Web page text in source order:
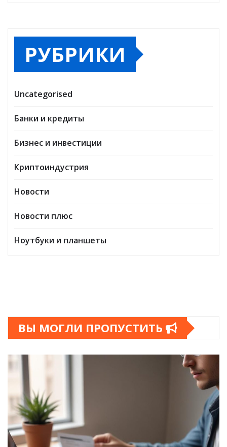
РУБРИКИ
Uncategorised
Банки и кредиты
Бизнес и инвестиции
Криптоиндустрия
Новости
Новости плюс
Ноутбуки и планшеты
ВЫ МОГЛИ ПРОПУСТИТЬ